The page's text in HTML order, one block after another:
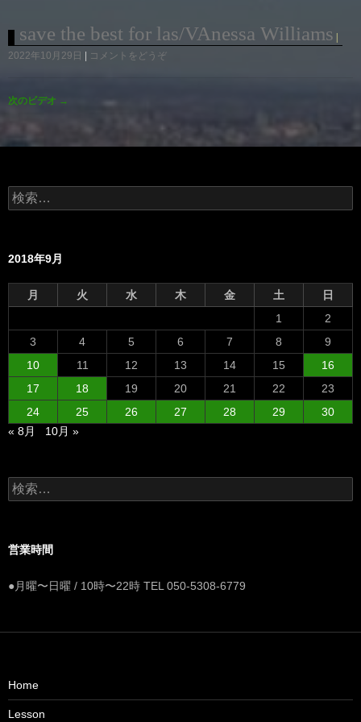
save the best for las/VAnessa Williams
2022年10月29日 コメントをどうぞ
次のビデオ →
検
索:
2018年9月
月 火 水 木 金 土
日
1
2
3
4 5 6 7 8
9
10
11 12 13 14 15
16
17
18 19 20 21 22
23
24
25 26 27 28 29
30
« 8月
10月 »
検
索:
営業時間
●月曜〜日曜 / 10時〜22時 TEL 050-5308-6779
Home
Lesson